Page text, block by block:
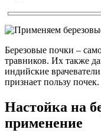
Березовые почки –
травников. Их также
индийские
признает пользу почек.
Настойка на
применение